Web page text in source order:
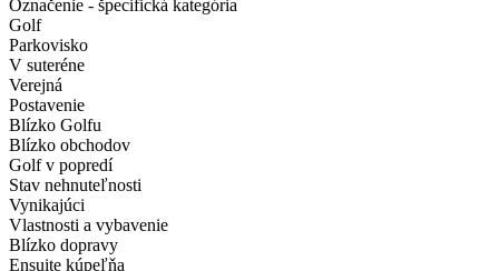
Označenie - špecifická kategória
Golf
Parkovisko
V suteréne
Verejná
Postavenie
Blízko Golfu
Blízko obchodov
Golf v popredí
Stav nehnuteľnosti
Vynikajúci
Vlastnosti a vybavenie
Blízko dopravy
Ensuite kúpeľňa